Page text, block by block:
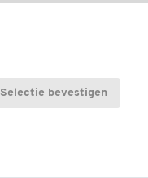
Selectie bevestigen